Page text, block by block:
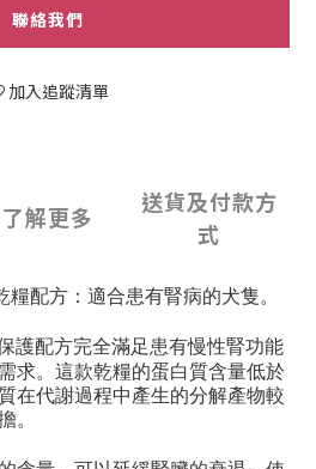
聯絡我們
加入追蹤清單
了解更多
送貨及付款方
式
糧配方：適合患有腎病的犬隻。
護配方完全滿足患有慢性腎功能
求。這款乾糧的蛋白質含量低於
在代謝過程中產生的分解產物較
。